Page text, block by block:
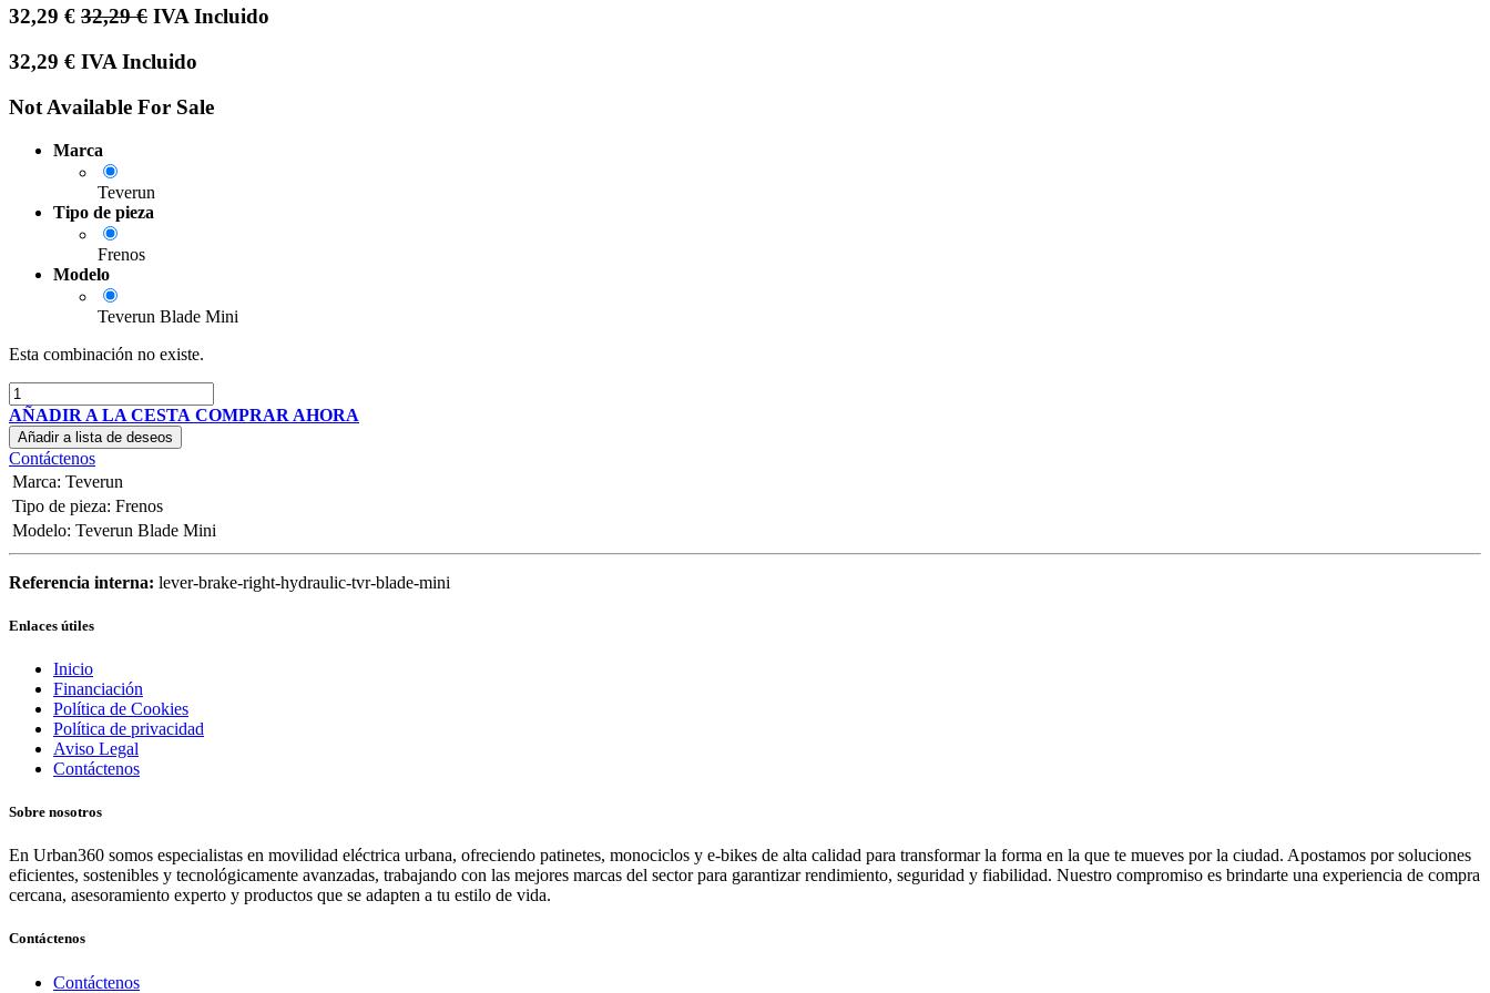
32,29 € 32,29€ IVA Incluido
32,29 € IVA Incluido
Not Available For Sale
Marca
Teverun
Tipo de pieza
Frenos
Modelo
Teverun Blade Mini
Esta combinación no existe.
AÑADIR A LA CESTA COMPRAR AHORA
Añadir a lista de deseos
Contáctenos
Marca: Teverun
Tipo de pieza: Frenos
Modelo: Teverun Blade Mini
Referencia interna: lever-brake-right-hydraulic-tvr-blade-mini
Enlaces útiles
Inicio
Financiación
Política de Cookies
Política de privacidad
Aviso Legal
Contáctenos
Sobre nosotros
En Urban360 somos especialistas en movilidad eléctrica urbana, ofreciendo patinetes, monociclos y e-bikes de alta calidad para transformar la forma en la que te mueves por la ciudad. Apostamos por soluciones
eficientes, sostenibles y tecnológicamente avanzadas, trabajando con las mejores marcas del sector para garantizar rendimiento, seguridad y fiabilidad. Nuestro compromiso es brindarte una experiencia de compra
cercana, asesoramiento experto y productos que se adapten a tu estilo de vida.
Contáctenos
Contáctenos